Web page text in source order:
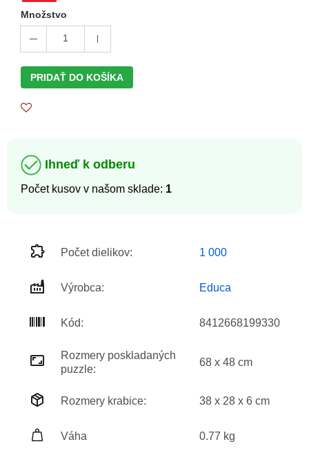
Množstvo
1
PRIDAŤ DO KOŠÍKA
Ihneď k odberu
Počet kusov v našom sklade: 1
Počet dielikov: 1 000
Výrobca: Educa
Kód: 8412668199330
Rozmery poskladaných
puzzle:
68 x 48 cm
Rozmery krabice: 38 x 28 x 6 cm
Váha 0.77 kg